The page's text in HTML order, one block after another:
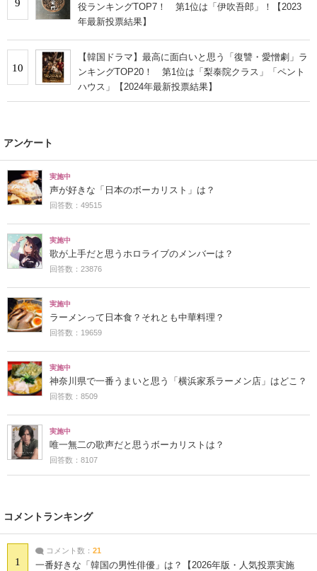
9
役ランキングTOP7！ 第1位は「伊吹吾郎」！【2023
年最新投票結果】
10
【韓国ドラマ】最高に面白いと思う「復讐・愛憎劇」ラ
ンキングTOP20！ 第1位は「梨泰院クラス」「ペント
ハウス」【2024年最新投票結果】
アンケート
実施中
声が好きな「日本のボーカリスト」は？
回答数：49515
実施中
歌が上手だと思うホロライブのメンバーは？
回答数：23876
実施中
ラーメンって日本食？それとも中華料理？
回答数：19659
実施中
神奈川県で一番うまいと思う「横浜家系ラーメン店」はどこ？
回答数：8509
実施中
唯一無二の歌声だと思うボーカリストは？
回答数：8107
コメントランキング
1
コメント数： 21
一番好きな「韓国の男性俳優」は？【2026年版・人気投票実施